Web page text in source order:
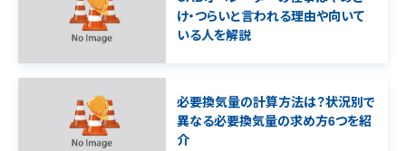
け・つらいと言われる理由や向いて
いる人を解説
必要換気量の計算方法は？状況別で
異なる必要換気量の求め方6つを紹
介